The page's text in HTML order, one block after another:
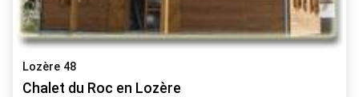
Lozère 48
Chalet du Roc en Lozère